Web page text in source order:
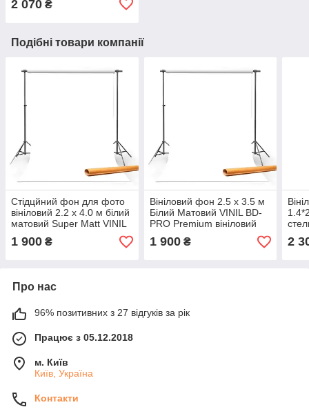
фотостудії) один гак
2 070 ₴
Подібні товари компанії
Стідцйний фон для фото
вініловий 2.2 х 4.0 м білий
матовий Super Matt VINIL
BD-PRO White / на
картонній трубі
1 900 ₴
Вініловий фон 2.5 х 3.5 м
Білий Матовий VINIL BD-
PRO Premium вініловий
фон для фото, відео
студійний
1 900₴ 2
Про нас
96% позитивних з 27 відгуків за рік
Працює з 05.12.2018
м. Київ
Київ, Україна
Контакти